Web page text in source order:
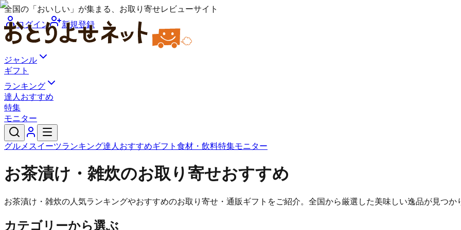
全国の「おいしい」が集まる、お取り寄せレビューサイト
ログイン
新規登録
ジャンル
ギフト
ランキング
達人おすすめ
特集
モニター
グルメ スイーツランキング達人おすすめギフト 食材・飲料特集モニター
お茶漬け・雑炊のお取り寄せおすすめ
お茶漬け・雑炊の人気ランキングやおすすめのお取り寄せ・通販ギフトをご紹介。全国から厳選した美味しい逸品が見つか
カテゴリーから選ぶ